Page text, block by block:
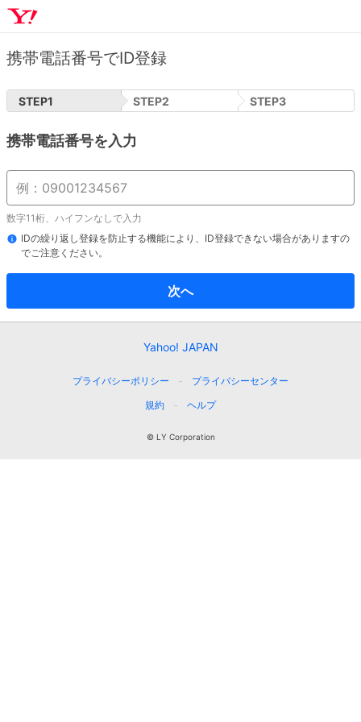
携帯電話番号でID登録
STEP1 STEP2 STEP3
携帯電話番号を入力
数字11桁、ハイフンなしで入力
IDの繰り返し登録を防止する機能により、ID登録できない場合がありますの
でご注意ください。
次へ
Yahoo! JAPAN
プライバシーポリシー
プライバシーセンター
規約
ヘルプ
© LY Corporation